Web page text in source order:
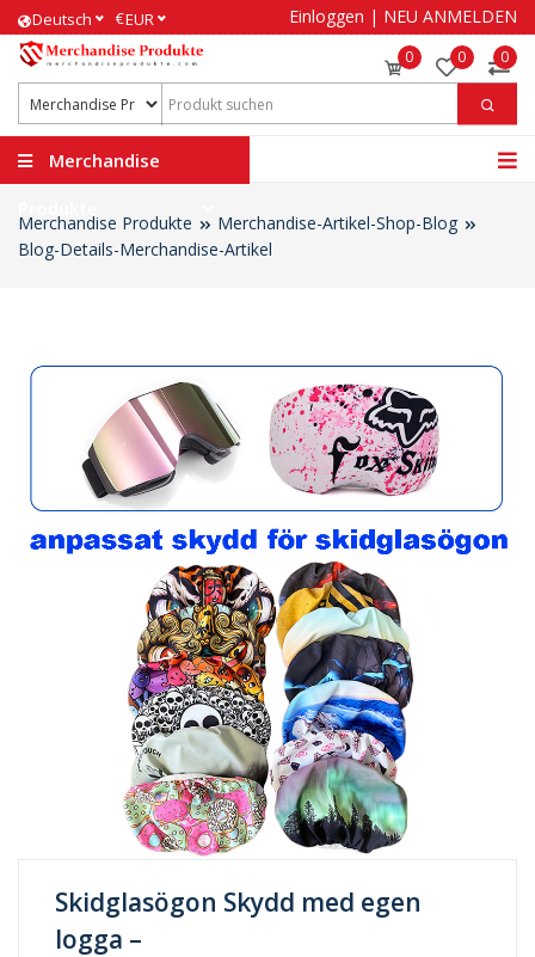
Deutsch €EUR Einloggen | NEU ANMELDEN
0 0 0
Merchandise
Merchandise Produkte
Merchandise-Artikel-Shop-Blog
Blog-Details-Merchandise-Artikel
Skidglasögon Skydd med egen
logga –